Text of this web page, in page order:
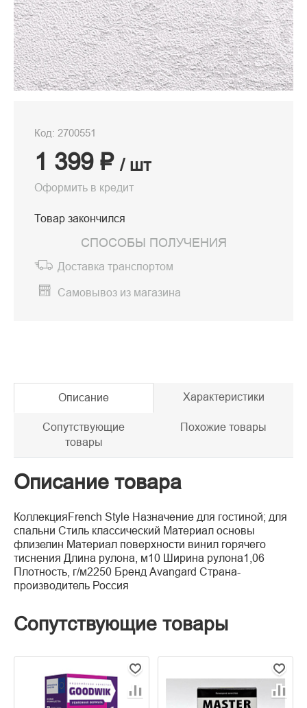
Код: 2700551
1 399 ₽ / шт
Оформить в кредит
Товар закончился
СПОСОБЫ ПОЛУЧЕНИЯ
Доставка транспортом
Самовывоз из магазина
Описание Характеристики
Сопутствующие
товары
Похожие товары
Описание товара
КоллекцияFrench Style Назначение для гостиной; для
спальни Стиль классический Материал основы
флизелин Материал поверхности винил горячего
тиснения Длина рулона, м10 Ширина рулона1,06
Плотность, г/м2250 Бренд Avangard Страна-
производитель Россия
Сопутствующие товары